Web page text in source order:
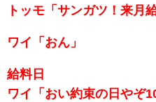
トッモ「サンガツ！来月
ワイ「おん」
給料日
ワイ「おい約束の日やぞ